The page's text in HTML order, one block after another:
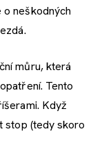
neškodných
můru, která
Tento
Když
stop (tedy skoro